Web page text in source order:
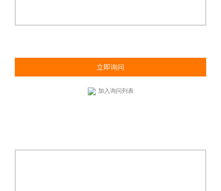
立即询问
加入询问列表